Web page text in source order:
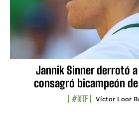
Jannik Sinner derrotó a
consagró bicampeón
#NTF Víctor Loor